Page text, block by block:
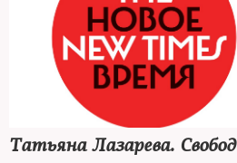
Татьяна Лазарева.